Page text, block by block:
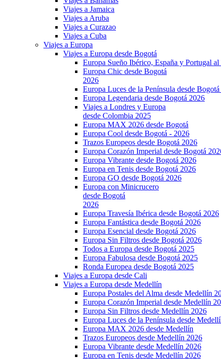
Viajes a Jamaica
Viajes a Aruba
Viajes a Curazao
Viajes a Cuba
Viajes a Europa
Viajes a Europa desde Bogotá
Europa Sueño Ibérico, España y Portugal
Europa Chic desde Bogotá
2026
Europa Luces de la Península desde
Europa Legendaria desde Bogotá 2026
Viajes a Londres y Europa
desde Colombia 2025
Europa MAX 2026 desde Bogotá
Europa Cool desde Bogotá - 2026
Trazos Europeos desde Bogotá 2026
Europa Corazón Imperial desde Bogotá
Europa Vibrante desde Bogotá 2026
Europa en Tenis desde Bogotá 2026
Europa GO desde Bogotá 2026
Europa con Minicrucero
desde Bogotá
2026
Europa Travesía Ibérica desde Bogotá 2026
Europa Fantástica desde Bogotá 2026
Europa Esencial desde Bogotá 2026
Europa Sin Filtros desde Bogotá 2026
Todos a Europa desde Bogotá 2025
Europa Fabulosa desde Bogotá 2025
Ronda Europea desde Bogotá 2025
Viajes a Europa desde Cali
Viajes a Europa desde Medellín
Europa Postales del Alma desde Medellín
Europa Corazón Imperial desde Medellín
Europa Sin Filtros desde Medellín 2026
Europa Luces de la Península desde
Europa MAX 2026 desde Medellín
Trazos Europeos desde Medellín 2026
Europa Vibrante desde Medellín 2026
Europa en Tenis desde Medellín 2026